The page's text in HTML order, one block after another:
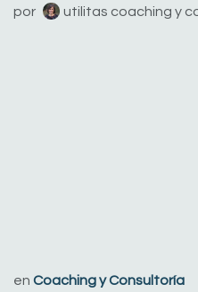
por
utilitas coaching y
en Coaching y Consultoría